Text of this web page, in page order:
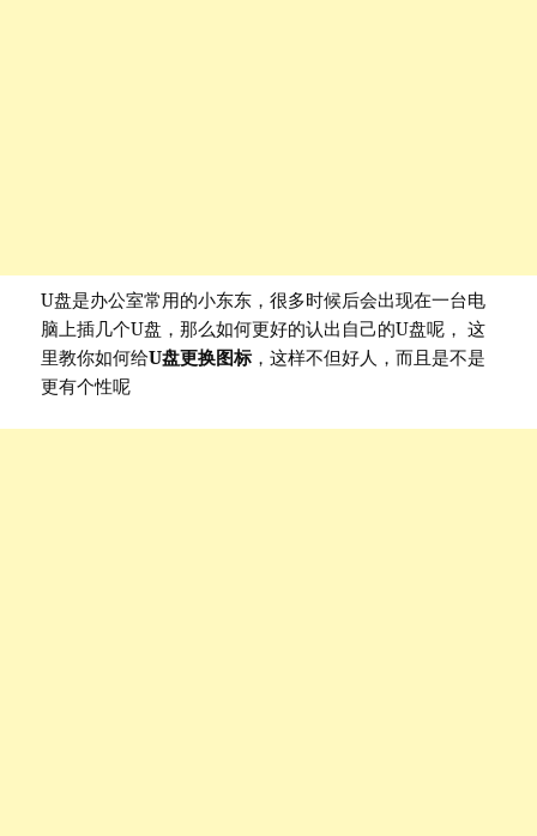
U盘是办公室常用的小东东，很多时候后会出现在一台电
脑上插几个U盘，那么如何更好的认出自己的U盘呢， 这
里教你如何给U盘更换图标，这样不但好人，而且是不是
更有个性呢